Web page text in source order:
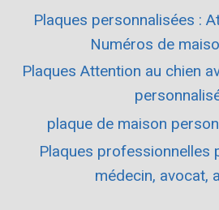
Plaques personnalisées :
Numéros de
Plaques Attention au chien
plaque de maison
Plaques professionnelles
médecin, avocat,